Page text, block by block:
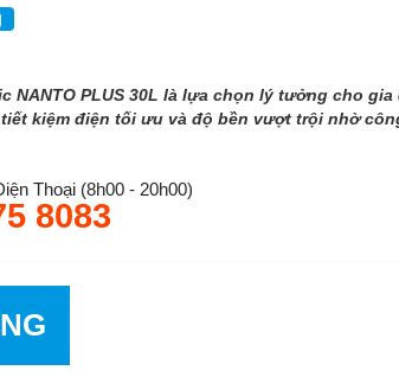
NANTO PLUS 30L là lựa chọn lý tưởng cho
kiệm điện tối ưu và độ bền vượt trội nhờ
Thoại (8h00 - 20h00)
8083